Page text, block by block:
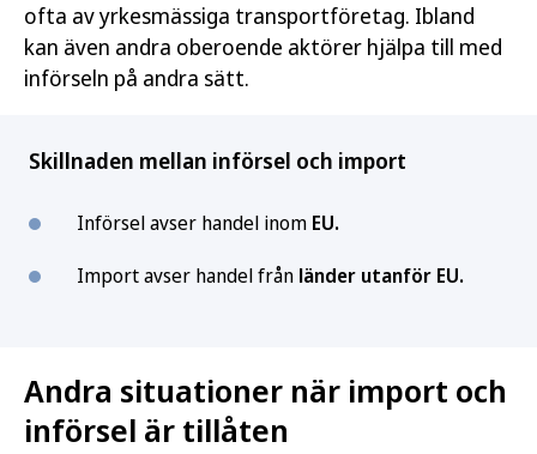
ofta av yrkesmässiga transportföretag. Ibland
kan även andra oberoende aktörer hjälpa till med
införseln på andra sätt.
Skillnaden mellan införsel och import
Införsel avser handel inom EU.
Import avser handel från länder utanför EU.
Andra situationer när import och
införsel är tillåten